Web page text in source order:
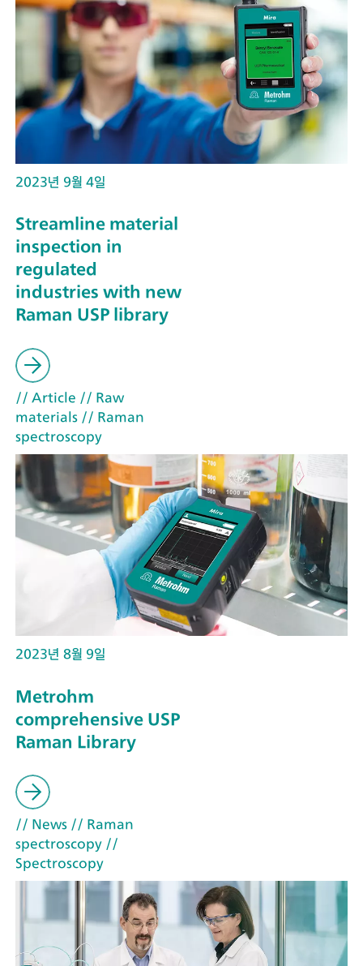
2023년 9월 4일
Streamline material
inspection in
regulated
industries with new
Raman USP library
// Article // Raw
materials // Raman
spectroscopy
2023년 8월 9일
Metrohm
comprehensive USP
Raman Library
// News // Raman
spectroscopy //
Spectroscopy